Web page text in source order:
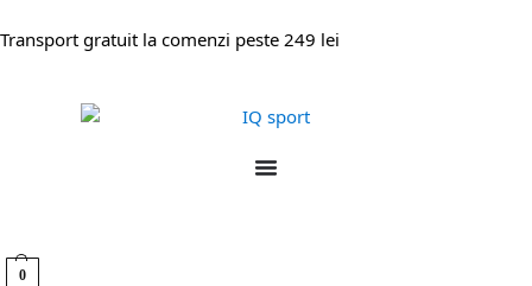
Transport gratuit la comenzi peste 249 lei
0